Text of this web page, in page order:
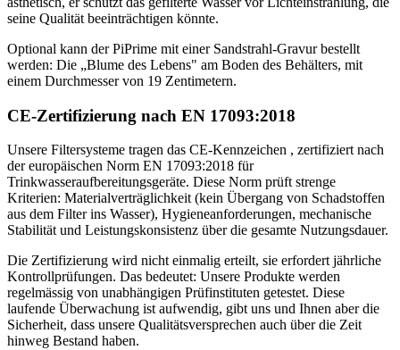
seine Qualität beeinträchtigen könnte.
Optional kann der PiPrime mit einer Sandstrahl-Gravur bestellt
werden: Die „Blume des Lebens" am Boden des Behälters, mit
einem Durchmesser von 19 Zentimetern.
CE-Zertifizierung nach EN 17093:2018
Unsere Filtersysteme tragen das CE-Kennzeichen , zertifiziert nach
der europäischen Norm EN 17093:2018 für
Trinkwasseraufbereitungsgeräte. Diese Norm prüft strenge
Kriterien: Materialverträglichkeit (kein Übergang von Schadstoffen
aus dem Filter ins Wasser), Hygieneanforderungen, mechanische
Stabilität und Leistungskonsistenz über die gesamte Nutzungsdauer.
Die Zertifizierung wird nicht einmalig erteilt, sie erfordert jährliche
Kontrollprüfungen. Das bedeutet: Unsere Produkte werden
regelmässig von unabhängigen Prüfinstituten getestet. Diese
laufende Überwachung ist aufwendig, gibt uns und Ihnen aber die
Sicherheit, dass unsere Qualitätsversprechen auch über die Zeit
hinweg Bestand haben.